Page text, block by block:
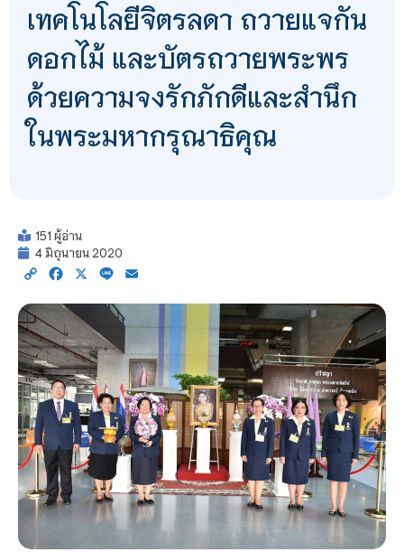
เทคโนโลยีจิตรลดา ถวายแจกัน
ดอกไม้ และบัตรถวายพระพร
ด้วยความจงรักภักดีและสำนึก
ในพระมหากรุณาธิคุณ
151 ผู้อ่าน
4 มิถุนายน 2020
Copy Facebook
X Line